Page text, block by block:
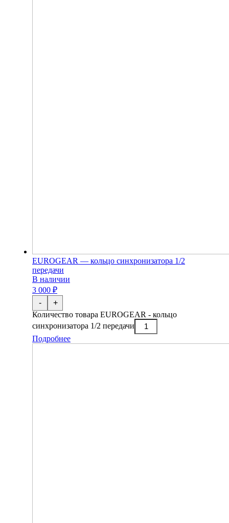
EUROGEAR — кольцо синхронизатора 1/2
передачи
В наличии
3 000 ₽
-
Количество товара EUROGEAR - кольцо
синхронизатора 1/2 передачи
+
Подробнее